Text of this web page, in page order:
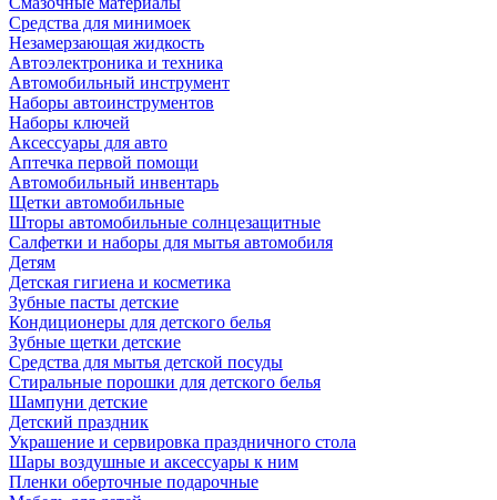
Средства для минимоек
Незамерзающая жидкость
Автоэлектроника и техника
Автомобильный инструмент
Наборы автоинструментов
Наборы ключей
Аксессуары для авто
Аптечка первой помощи
Автомобильный инвентарь
Щетки автомобильные
Шторы автомобильные солнцезащитные
Салфетки и наборы для мытья автомобиля
Детям
Детская гигиена и косметика
Зубные пасты детские
Кондиционеры для детского белья
Зубные щетки детские
Средства для мытья детской посуды
Стиральные порошки для детского белья
Шампуни детские
Детский праздник
Украшение и сервировка праздничного стола
Шары воздушные и аксессуары к ним
Пленки оберточные подарочные